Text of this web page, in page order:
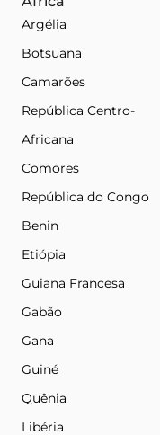
Argélia
Botsuana
Camarões
República Centro-
Africana
Comores
República do Congo
Benin
Etiópia
Guiana Francesa
Gabão
Gana
Guiné
Quênia
Libéria